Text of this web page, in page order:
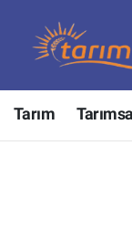
Tarım
Tarım
Nöbetçi
Hava